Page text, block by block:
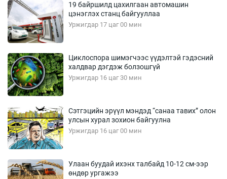
19 байршилд цахилгаан автомашин
цэнэглэх станц байгууллаа
Уржигдар 17 цаг 00 мин
Циклоспора шимэгчээс үүдэлтэй гэдэсний
халдвар дэгдэж болзошгүй
Уржигдар 16 цаг 30 мин
Сэтгэцийн эрүүл мэндэд “санаа тавих” олон
улсын хурал зохион байгуулна
Уржигдар 16 цаг 00 мин
Улаан буудай ихэнх талбайд 10-12 см-ээр
өндөр ургажээ